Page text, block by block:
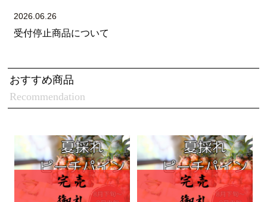
2026.06.26
受付停止商品について
Recommendation
おすすめ商品